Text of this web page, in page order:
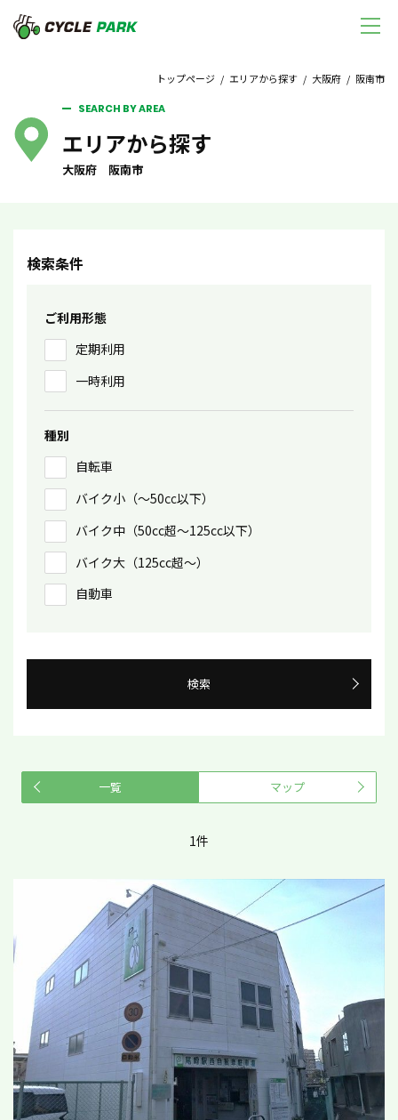
トップページ / エリアから探す / 大阪府 / 阪南市
SEARCH BY AREA
エリアから探す
大阪府 阪南市
検索条件
ご利用形態
定期利用
一時利用
種別
自転車
バイク小（〜50㏄以下）
バイク中（50cc超〜125cc以下）
バイク大（125cc超〜）
自動車
検索
一覧 マップ
1件